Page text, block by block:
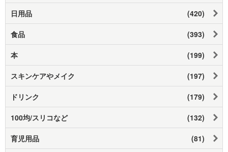
日用品 (420)
食品 (393)
本 (199)
スキンケアやメイク (197)
ドリンク (179)
100均/スリコなど (132)
育児用品 (81)